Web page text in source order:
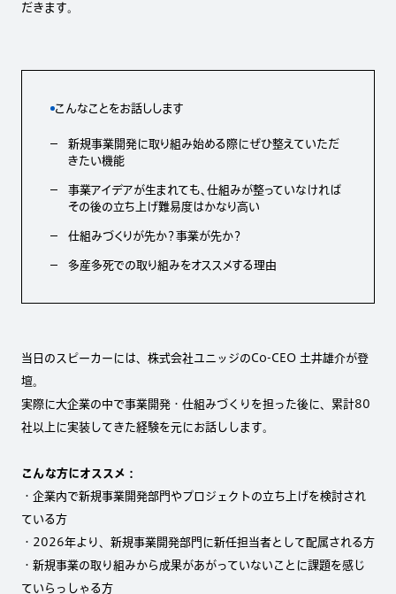
だきます。
こんなことをお話しします
新規事業開発に取り組み始める際にぜひ整えていただ
きたい機能
事業アイデアが生まれても、仕組みが整っていなければ
その後の立ち上げ難易度はかなり高い
仕組みづくりが先か？事業が先か？
多産多死での取り組みをオススメする理由
当日のスピーカーには、株式会社ユニッジのCo-CEO 土井雄介が登
壇。
実際に大企業の中で事業開発・仕組みづくりを担った後に、累計80
社以上に実装してきた経験を元にお話しします。
こんな方にオススメ：
・企業内で新規事業開発部門やプロジェクトの立ち上げを検討され
ている方
・2026年より、新規事業開発部門に新任担当者として配属される方
・新規事業の取り組みから成果があがっていないことに課題を感じ
ていらっしゃる方